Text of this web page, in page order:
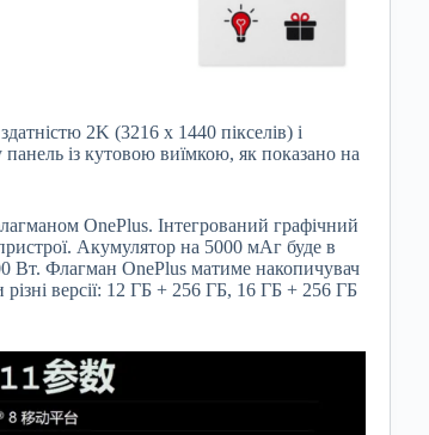
2K (3216 x 1440 пікселів) і
із кутовою виїмкою, як показано на
OnePlus. Інтегрований графічний
Акумулятор на 5000 мАг буде в
Вт. Флагман OnePlus матиме накопичувач
версії: 12 ГБ + 256 ГБ, 16 ГБ + 256 ГБ